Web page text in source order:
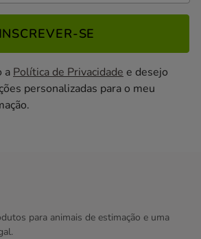
INSCREVER-SE
a Política de Privacidade e desejo
personalizadas para o meu
para animais de estimação e uma